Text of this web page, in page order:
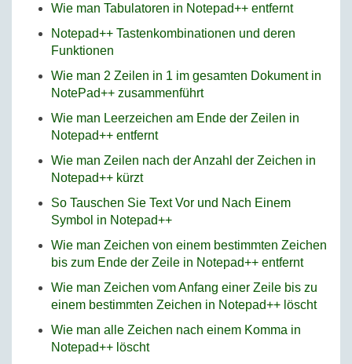
Wie man Tabulatoren in Notepad++ entfernt
Notepad++ Tastenkombinationen und deren
Funktionen
Wie man 2 Zeilen in 1 im gesamten Dokument in
NotePad++ zusammenführt
Wie man Leerzeichen am Ende der Zeilen in
Notepad++ entfernt
Wie man Zeilen nach der Anzahl der Zeichen in
Notepad++ kürzt
So Tauschen Sie Text Vor und Nach Einem
Symbol in Notepad++
Wie man Zeichen von einem bestimmten Zeichen
bis zum Ende der Zeile in Notepad++ entfernt
Wie man Zeichen vom Anfang einer Zeile bis zu
einem bestimmten Zeichen in Notepad++ löscht
Wie man alle Zeichen nach einem Komma in
Notepad++ löscht